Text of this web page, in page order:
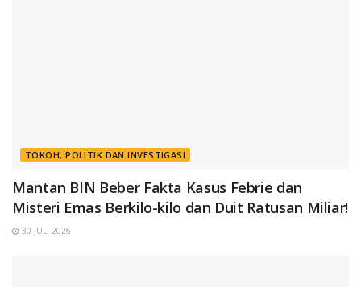
TOKOH, POLITIK DAN INVESTIGASI
Mantan BIN Beber Fakta Kasus Febrie dan
Misteri Emas Berkilo-kilo dan Duit Ratusan Miliar!
30 JULI 2026